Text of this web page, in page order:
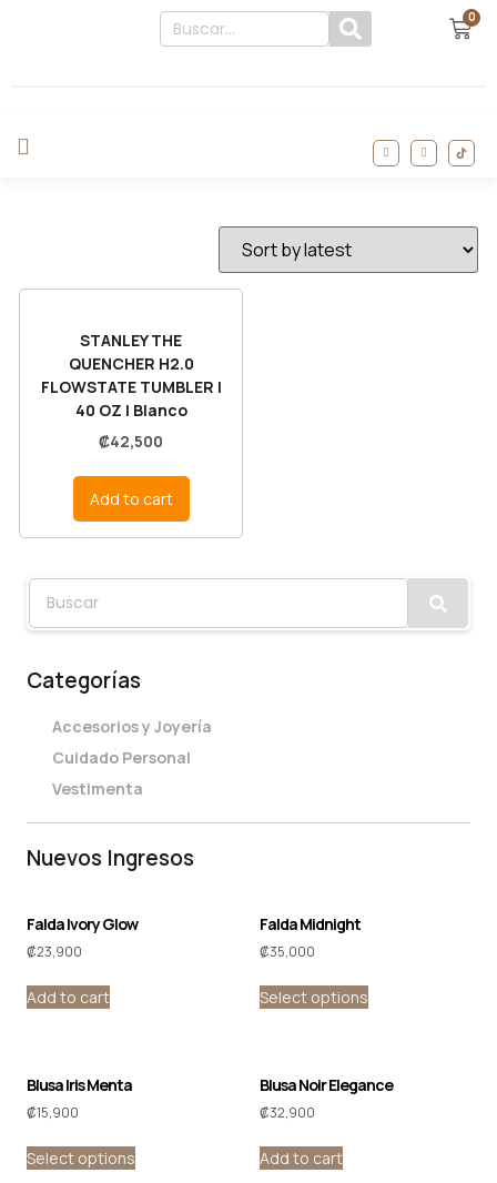
0
Categorías
Accesorios y Joyería
Cuidado Personal
Vestimenta
Nuevos Ingresos
Falda Ivory Glow
₡23,900
Add to cart
Falda Midnight
₡35,000
Select options
Blusa Iris Menta
₡15,900
Select options
Blusa Noir Elegance
₡32,900
Add to cart
STANLEY THE
QUENCHER H2.0
FLOWSTATE TUMBLER |
40 OZ | Blanco
₡42,500
Add to cart